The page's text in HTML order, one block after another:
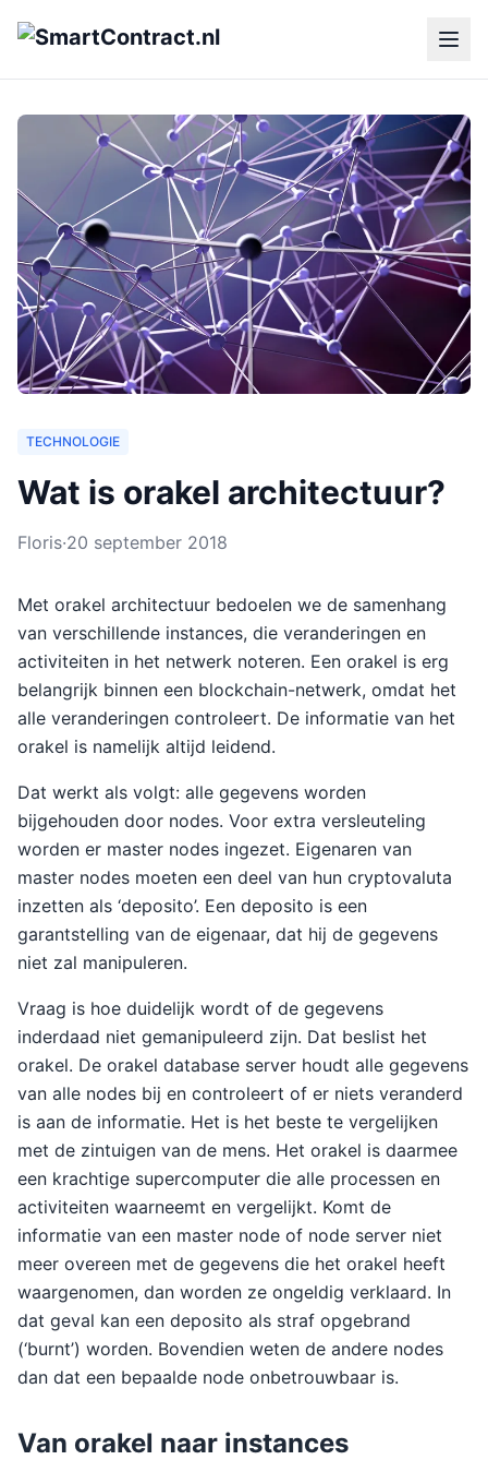
TECHNOLOGIE
Wat is orakel architectuur?
Floris·20 september 2018
Met orakel architectuur bedoelen we de samenhang
van verschillende instances, die veranderingen en
activiteiten in het netwerk noteren. Een orakel is erg
belangrijk binnen een blockchain-netwerk, omdat het
alle veranderingen controleert. De informatie van het
orakel is namelijk altijd leidend.
Dat werkt als volgt: alle gegevens worden
bijgehouden door nodes. Voor extra versleuteling
worden er master nodes ingezet. Eigenaren van
master nodes moeten een deel van hun cryptovaluta
inzetten als ‘deposito’. Een deposito is een
garantstelling van de eigenaar, dat hij de gegevens
niet zal manipuleren.
Vraag is hoe duidelijk wordt of de gegevens
inderdaad niet gemanipuleerd zijn. Dat beslist het
orakel. De orakel database server houdt alle gegevens
van alle nodes bij en controleert of er niets veranderd
is aan de informatie. Het is het beste te vergelijken
met de zintuigen van de mens. Het orakel is daarmee
een krachtige supercomputer die alle processen en
activiteiten waarneemt en vergelijkt. Komt de
informatie van een master node of node server niet
meer overeen met de gegevens die het orakel heeft
waargenomen, dan worden ze ongeldig verklaard. In
dat geval kan een deposito als straf opgebrand
(‘burnt’) worden. Bovendien weten de andere nodes
dan dat een bepaalde node onbetrouwbaar is.
Van orakel naar instances